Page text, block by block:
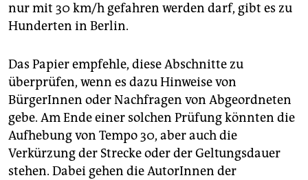
nur mit 30 km/h gefahren werden darf, gibt es zu
Hunderten in Berlin.
Das Papier empfehle, diese Abschnitte zu
überprüfen, wenn es dazu Hinweise von
BürgerInnen oder Nachfragen von Abgeordneten
gebe. Am Ende einer solchen Prüfung könnten die
Aufhebung von Tempo 30, aber auch die
Verkürzung der Strecke oder der Geltungsdauer
stehen. Dabei gehen die AutorInnen der